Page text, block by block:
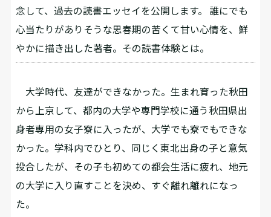
念して、過去の読書エッセイを公開します。 誰にでも
心当たりがありそうな思春期の苦くて甘い心情を、鮮
やかに描き出した著者。その読書体験とは。
大学時代、友達ができなかった。生まれ育った秋田
から上京して、都内の大学や専門学校に通う秋田県出
身者専用の女子寮に入ったが、大学でも寮でもできな
かった。学科内でひとり、同じく東北出身の子と意気
投合したが、その子も初めての都会生活に疲れ、地元
の大学に入り直すことを決め、すぐ離れ離れになっ
た。